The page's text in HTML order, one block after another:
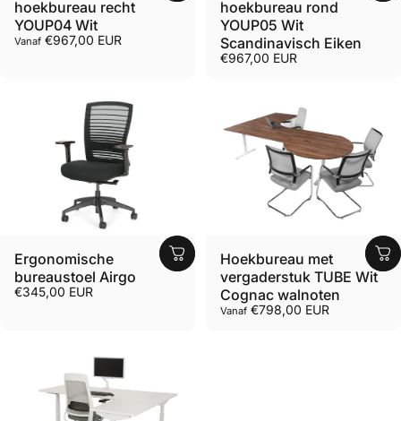
hoekbureau recht
YOUP04 Wit
Vanaf €967,00 EUR
hoekbureau rond
YOUP05 Wit
Scandinavisch Eiken
€967,00 EUR
Ergonomische
bureaustoel Airgo
€345,00 EUR
Hoekbureau met
vergaderstuk TUBE Wit
Cognac walnoten
Vanaf €798,00 EUR